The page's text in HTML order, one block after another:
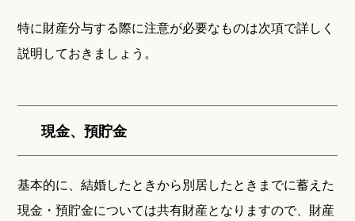
特に財産分与する際に注意が必要なものは次項で詳しく
説明しておきましょう。
現金、預貯金
基本的に、結婚したときから別居したときまでに蓄えた
現金・預貯金については共有財産となりますので、財産